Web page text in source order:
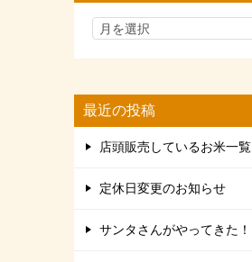
最近の投稿
店頭販売しているお米一覧
定休日変更のお知らせ
サンタさんがやってきた！